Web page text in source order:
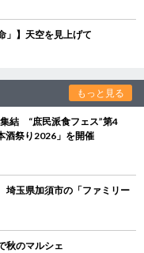
」】天空を見上げて
もっと見る
結 “庶民派食フェス”第4
酒祭り2026」を開催
玉県加須市の「ファミリー
秋のマルシェ